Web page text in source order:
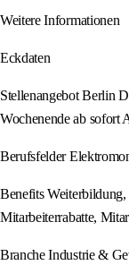
Weitere Informationen
Eckdaten
Stellenangebot Berlin
Wochenende ab sofort
Berufsfelder
Benefits Weiterbildung,
Mitarbeiterrabatte,
Branche Industrie &